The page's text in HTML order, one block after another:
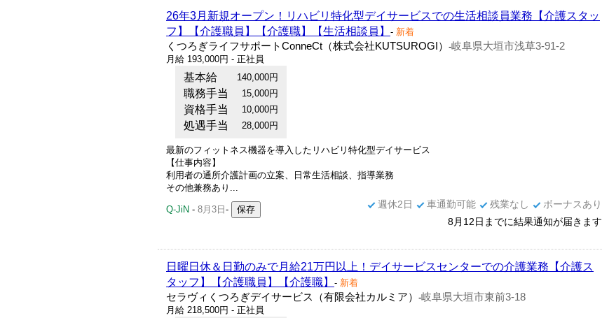
26年3月新規オープン！リハビリ特化型デイサービスでの生活相談員業務【介護スタッ
フ】【介護職員】【介護職】【生活相談員】 - 新着
くつろぎライフサポートConneCt（株式会社KUTSUROGI） -岐阜県大垣市浅草3-91-2
月給 193,000円 - 正社員
基本給 140,000円
職務手当 15,000円
資格手当 10,000円
処遇手当 28,000円
最新のフィットネス機器を導入したリハビリ特化型デイサービス
【仕事内容】
利用者の通所介護計画の立案、日常生活相談、指導業務
その他兼務あり...
Q-JiN - 8月3日 - 週休2日 車通勤可能 残業なし
ボーナスあり
8月12日までに結果通知が届きます
日曜日休＆日勤のみで月給21万円以上！デイサービスセンターでの介護業務【介護ス
タッフ】【介護職員】【介護職】 - 新着
セラヴィくつろぎデイサービス（有限会社カルミア） -岐阜県大垣市東前3-18
月給 218,500円 - 正社員